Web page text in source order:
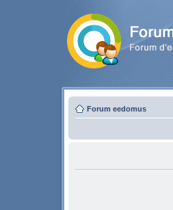
Forum eedomus